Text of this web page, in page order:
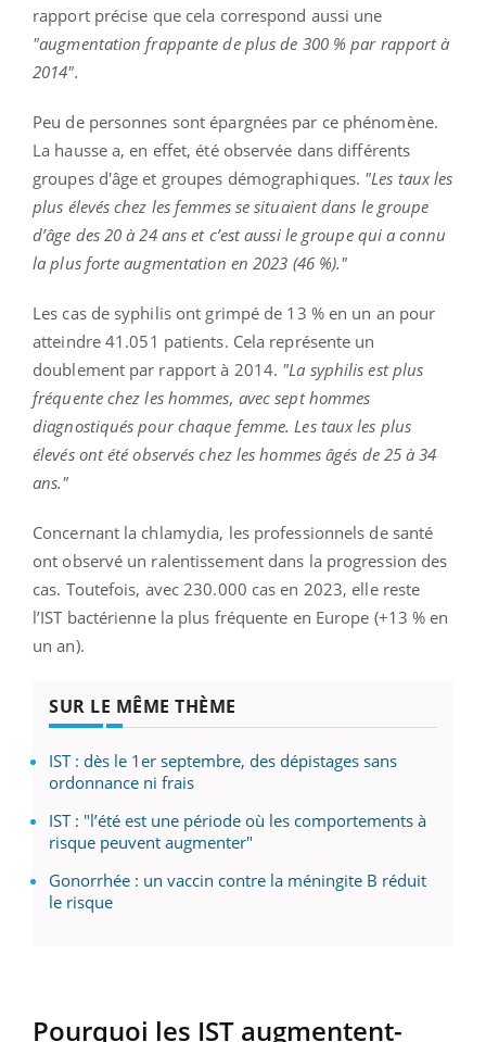
rapport précise que cela correspond aussi une
"augmentation frappante de plus de 300 % par rapport à
2014".
Peu de personnes sont épargnées par ce phénomène.
La hausse a, en effet, été observée dans différents
groupes d'âge et groupes démographiques. "Les taux les
plus élevés chez les femmes se situaient dans le groupe
d’âge des 20 à 24 ans et c’est aussi le groupe qui a connu
la plus forte augmentation en 2023 (46 %)."
Les cas de syphilis ont grimpé de 13 % en un an pour
atteindre 41.051 patients. Cela représente un
doublement par rapport à 2014. "La syphilis est plus
fréquente chez les hommes, avec sept hommes
diagnostiqués pour chaque femme. Les taux les plus
élevés ont été observés chez les hommes âgés de 25 à 34
ans."
Concernant la chlamydia, les professionnels de santé
ont observé un ralentissement dans la progression des
cas. Toutefois, avec 230.000 cas en 2023, elle reste
l’IST bactérienne la plus fréquente en Europe (+13 % en
un an).
SUR LE MÊME THÈME
IST : dès le 1er septembre, des dépistages sans
ordonnance ni frais
IST : "l’été est une période où les comportements à
risque peuvent augmenter"
Gonorrhée : un vaccin contre la méningite B réduit
le risque
Pourquoi les IST augmentent-